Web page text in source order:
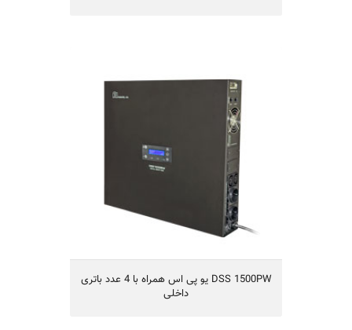
DSS 1500PW یو پی اس همراه با 4 عدد باتری
داخلی
باتری داخلی
یو پی اس مدل DSS1500PW
طراحی بدون ترانس با تکنولوژی IGBT
یکسال گارانتی و 10 سال تامین قطعات